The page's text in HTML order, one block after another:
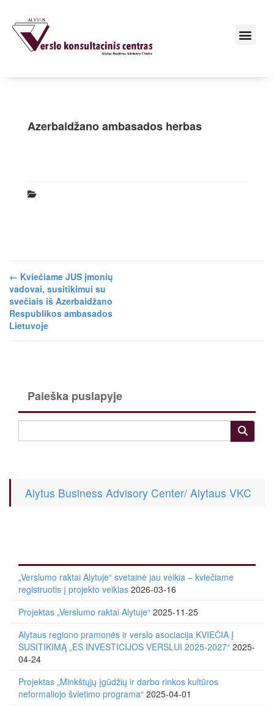
Azerbaidžano ambasados herbas
← Kviečiame JUS įmonių
vadovai, susitikimui su
svečiais iš Azerbaidžano
Respublikos ambasados
Lietuvoje
Paieška puslapyje
Alytus Business Advisory Center/ Alytaus VKC
„Verslumo raktai Alytuje“ svetainė jau veikia – kviečiame
registruotis į projekto veiklas 2026-03-16
Projektas „Verslumo raktai Alytuje“ 2025-11-25
Alytaus regiono pramonės ir verslo asociacija KVIEČIA Į
SUSITIKIMĄ „ES INVESTICIJOS VERSLUI 2025-2027“ 2025-
04-24
Projektas „Minkštųjų įgūdžių ir darbo rinkos kultūros
neformaliojo švietimo programa“ 2025-04-01